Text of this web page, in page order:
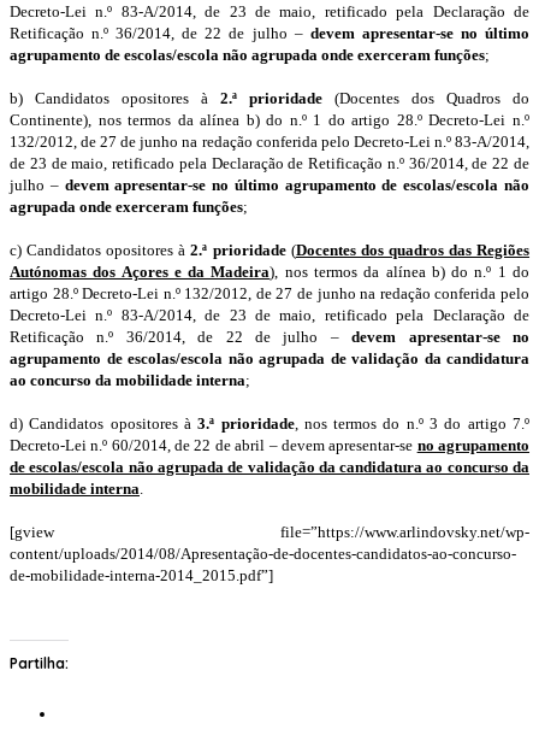
Decreto-Lei n.º 83-A/2014, de 23 de maio, retificado pela Declaração de
Retificação n.º 36/2014, de 22 de julho – devem apresentar-se no último
agrupamento de escolas/escola não agrupada onde exerceram funções;
b) Candidatos opositores à 2.ª prioridade (Docentes dos Quadros do
Continente), nos termos da alínea b) do n.º 1 do artigo 28.º Decreto-Lei n.º
132/2012, de 27 de junho na redação conferida pelo Decreto-Lei n.º 83-A/2014,
de 23 de maio, retificado pela Declaração de Retificação n.º 36/2014, de 22 de
julho – devem apresentar-se no último agrupamento de escolas/escola não
agrupada onde exerceram funções;
c) Candidatos opositores à2.ª prioridade(Docentes dos quadros das Regiões
Autónomas dos Açores e da Madeira), nos termos da alínea b) do n.º 1 do
artigo 28.º Decreto-Lei n.º 132/2012, de 27 de junho na redação conferida pelo
Decreto-Lei n.º 83-A/2014, de 23 de maio, retificado pela Declaração de
Retificação n.º 36/2014, de 22 de julho –devem apresentar-se no
agrupamento de escolas/escola não agrupada de validação da candidatura
ao concurso da mobilidade interna;
d) Candidatos opositores à3.ª prioridade, nos termos do n.º 3 do artigo 7.º
Decreto-Lei n.º 60/2014, de 22 de abril – devem apresentar-se no agrupamento
de escolas/escola não agrupada de validação da candidatura ao concurso da
mobilidade interna
[gview file=”https://www.arlindovsky.net/wp-
content/uploads/2014/08/Apresentação-de-docentes-candidatos-ao-concurso-
de-mobilidade-interna-2014_2015.pdf”]
Partilha: